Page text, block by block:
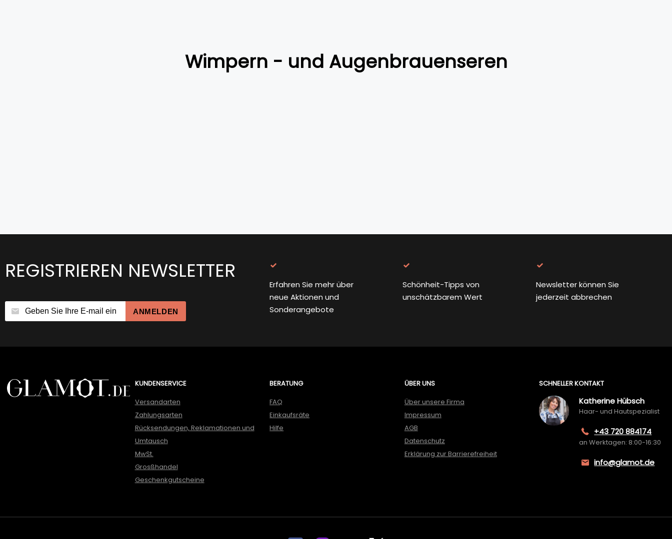
Wimpern - und Augenbrauenseren
REGISTRIEREN NEWSLETTER
ANMELDEN
Erfahren Sie mehr über
neue Aktionen und
Sonderangebote
Schönheit-Tipps von
unschätzbarem Wert
Newsletter können Sie
jederzeit abbrechen
KUNDENSERVICE
Versandarten
Zahlungsarten
Rücksendungen, Reklamationen und
Umtausch
MwSt.
Grosßhandel
Geschenkgutscheine
BERATUNG
FAQ
Einkaufsräte
Hilfe
ÜBER UNS
Über unsere Firma
Impressum
AGB
Datenschutz
Erklärung zur Barrierefreiheit
SCHNELLER KONTAKT
Katherine Hübsch
Haar- und Hautspezialist
+43 720 884174
an Werktagen: 8:00-16:30
info@glamot.de